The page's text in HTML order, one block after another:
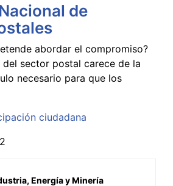
de
abordar el compromiso?
sector postal carece de la
necesario para que los
ciudadana
Energía y Minería